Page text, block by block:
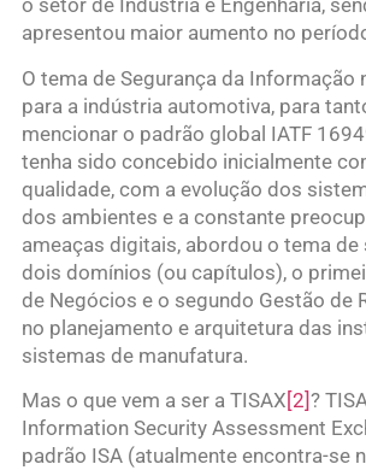
o setor de Indústria e Engenharia,
apresentou maior aumento no
O tema de Segurança da Informação
para a indústria automotiva, para
mencionar o padrão global IATF
tenha sido concebido inicialmente
qualidade, com a evolução dos
dos ambientes e a constante
ameaças digitais, abordou o tema de
dois domínios (ou capítulos), o
de Negócios e o segundo Gestão de
no planejamento e arquitetura das
sistemas de manufatura.
Mas o que vem a ser a TISAX [2]?
Information Security Assessment
padrão ISA (atualmente encontra-se